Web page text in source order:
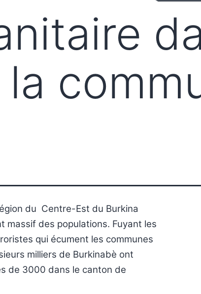
du Centre-Est du Burkina
massif des populations. Fuyant les
qui écument les communes
milliers de Burkinabè ont
de 3000 dans le canton de